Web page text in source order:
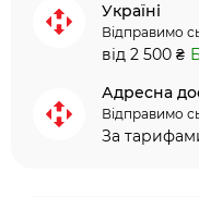
Україні
Відправимо
від 2 500 ₴
Адресна
Відправимо
За